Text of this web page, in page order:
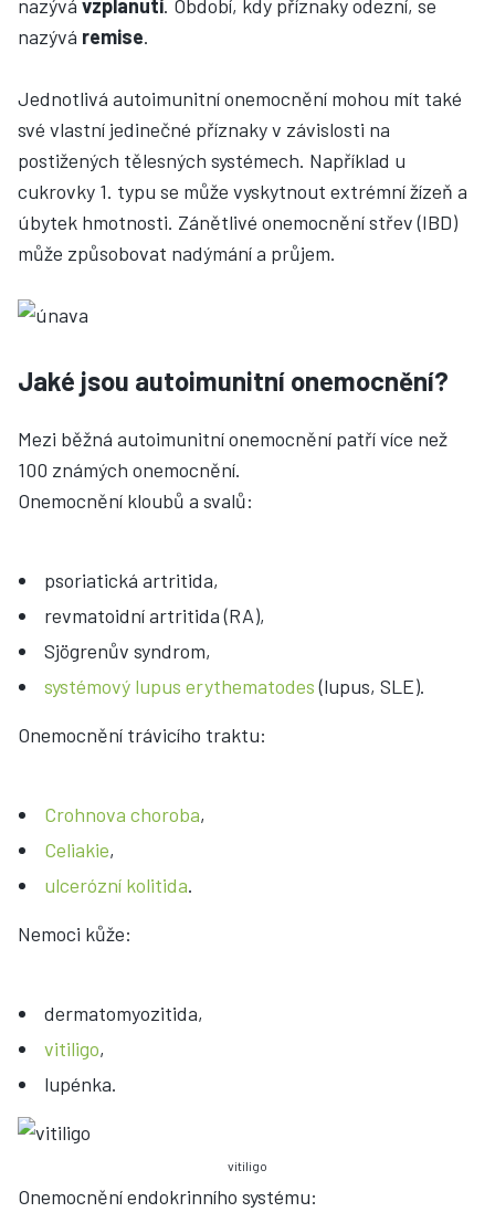
nazývá vzplanutí. Období, kdy příznaky odezní, se
nazývá remise.
Jednotlivá autoimunitní onemocnění mohou mít také
své vlastní jedinečné příznaky v závislosti na
postižených tělesných systémech. Například u
cukrovky 1. typu se může vyskytnout extrémní žízeň a
úbytek hmotnosti. Zánětlivé onemocnění střev (IBD)
může způsobovat nadýmání a průjem.
Jaké jsou autoimunitní onemocnění?
Mezi běžná autoimunitní onemocnění patří více než
100 známých onemocnění.
Onemocnění kloubů a svalů:
psoriatická artritida,
revmatoidní artritida (RA),
Sjögrenův syndrom,
systémový lupus erythematodes(lupus, SLE).
Onemocnění trávicího traktu:
Crohnova choroba,
Celiakie,
ulcerózní kolitida.
Nemoci kůže:
dermatomyozitida,
vitiligo,
lupénka.
vitiligo
Onemocnění endokrinního systému: